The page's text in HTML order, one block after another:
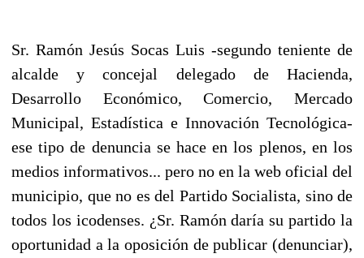
Sr. Ramón Jesús Socas Luis -segundo teniente de
alcalde y concejal delegado de Hacienda,
Desarrollo Económico, Comercio, Mercado
Municipal, Estadística e Innovación Tecnológica-
ese tipo de denuncia se hace en los plenos, en los
medios informativos... pero no en la web oficial del
municipio, que no es del Partido Socialista, sino de
todos los icodenses. ¿Sr. Ramón daría su partido la
oportunidad a la oposición de publicar (denunciar),